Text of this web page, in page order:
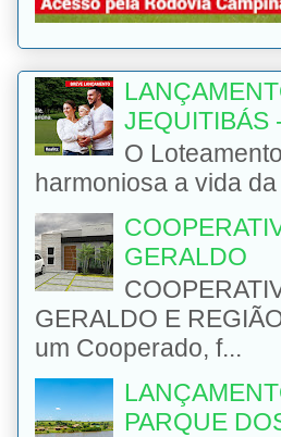
JEQUITIBÁS
O
harmoniosa a vida
GERALDO
GERALDO E
um Cooperado, f...
PARQUE